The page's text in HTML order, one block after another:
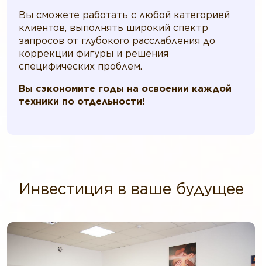
Вы сможете работать с любой категорией
клиентов, выполнять широкий спектр
запросов от глубокого расслабления до
коррекции фигуры и решения
специфических проблем.
Вы сэкономите годы на освоении каждой
техники по отдельности!
Инвестиция в ваше будущее